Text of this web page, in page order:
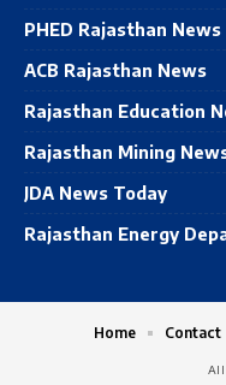
PHED Rajasthan News
ACB Rajasthan News
Rajasthan Education
Rajasthan Mining
JDA News Today
Rajasthan Energy
All
Home Contact